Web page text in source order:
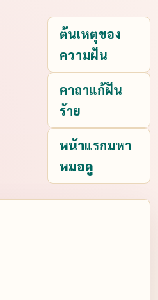
ต้นเหตุของ
ความฝัน
คาถาแก้ฝัน
ร้าย
หน้าแรกมหา
หมอดู